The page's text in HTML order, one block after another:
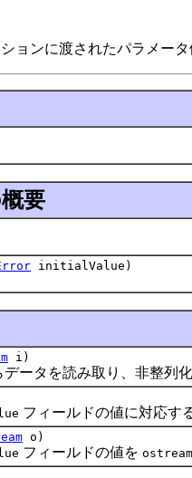
ョンに渡されたパラメー
要
initialValue)
i)
データを読み取り、非整列
フィールドの値に対応す
o)
フィールドの値を ostream